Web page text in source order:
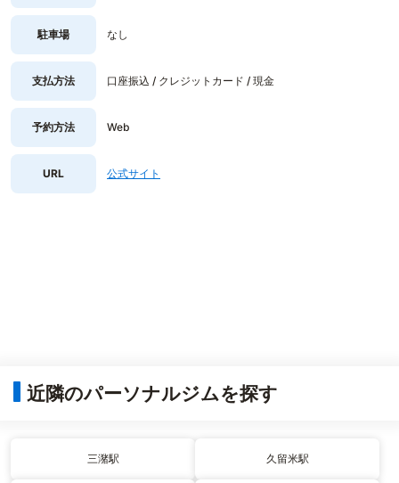
駐車場 なし
支払方法 口座振込 / クレジットカード / 現金
予約方法 Web
URL 公式サイト
近隣のパーソナルジムを探す
三潴駅 久留米駅